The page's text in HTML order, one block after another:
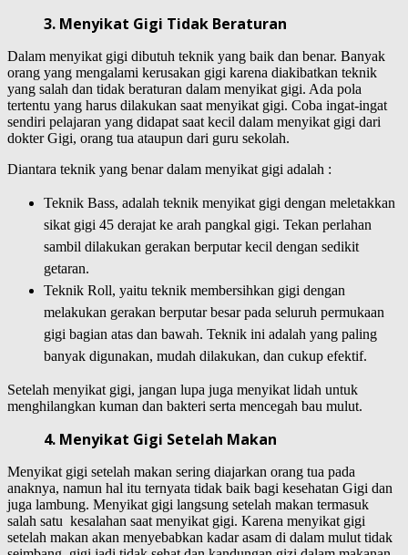
3. Menyikat Gigi Tidak Beraturan
Dalam menyikat gigi dibutuh teknik yang baik dan benar. Banyak
orang yang mengalami kerusakan gigi karena diakibatkan teknik
yang salah dan tidak beraturan dalam menyikat gigi. Ada pola
tertentu yang harus dilakukan saat menyikat gigi. Coba ingat-ingat
sendiri pelajaran yang didapat saat kecil dalam menyikat gigi dari
dokter Gigi, orang tua ataupun dari guru sekolah.
Diantara teknik yang benar dalam menyikat gigi adalah :
Teknik Bass, adalah teknik menyikat gigi dengan meletakkan
sikat gigi 45 derajat ke arah pangkal gigi. Tekan perlahan
sambil dilakukan gerakan berputar kecil dengan sedikit
getaran.
Teknik Roll, yaitu teknik membersihkan gigi dengan
melakukan gerakan berputar besar pada seluruh permukaan
gigi bagian atas dan bawah. Teknik ini adalah yang paling
banyak digunakan, mudah dilakukan, dan cukup efektif.
Setelah menyikat gigi, jangan lupa juga menyikat lidah untuk
menghilangkan kuman dan bakteri serta mencegah bau mulut.
4. Menyikat Gigi Setelah Makan
Menyikat gigi setelah makan sering diajarkan orang tua pada
anaknya, namun hal itu ternyata tidak baik bagi kesehatan Gigi dan
juga lambung. Menyikat gigi langsung setelah makan termasuk
salah satu kesalahan saat menyikat gigi. Karena menyikat gigi
setelah makan akan menyebabkan kadar asam di dalam mulut tidak